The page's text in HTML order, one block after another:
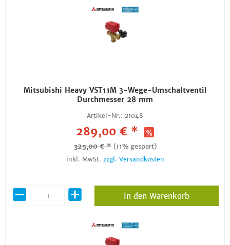
Mitsubishi Heavy VST11M 3-Wege-Umschaltventil
Durchmesser 28 mm
Artikel-Nr.: 21048
289,00 € *
325,00 € * (11% gespart)
inkl. MwSt. zzgl. Versandkosten
In den Warenkorb